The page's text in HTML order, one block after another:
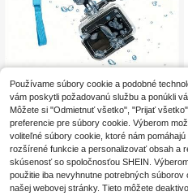
Čierno-strieborná plávajúca rukovä
ť s vodotesným monopodom kompa
tibilná s Hero 13 12 11 10 9 8 7 6 5 4
3+ 2 1 Session, vhodná pre vodné š
porty a akčné kamery
6.28€
2ďalších predajcov
Používame súbory cookie a podobné
vám poskytli požadovanú službu a ponúkli
Môžete si "Odmietnuť všetko", "Prijať
preferencie pre súbory cookie. Výberom
voliteľné súbory cookie, ktoré nám
rozšírené funkcie a personalizovať obsah a
skúsenosť so spoločnosťou SHEIN.
použitie iba nevyhnutne potrebných
našej webovej stránky. Tieto môžete